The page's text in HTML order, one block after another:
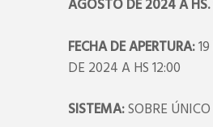
AGOSTO DE 2024 A
FECHA DE APERTURA:
DE 2024 A HS 12:00
SISTEMA:SOBRE ÚNICO